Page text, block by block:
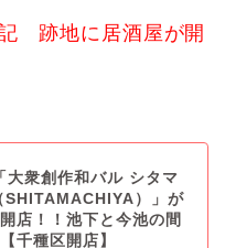
跡地に居酒屋が開
大衆創作和バル シタマ
SHITAMACHIYA）」が
店！！池下と今池の間
千種区開店】